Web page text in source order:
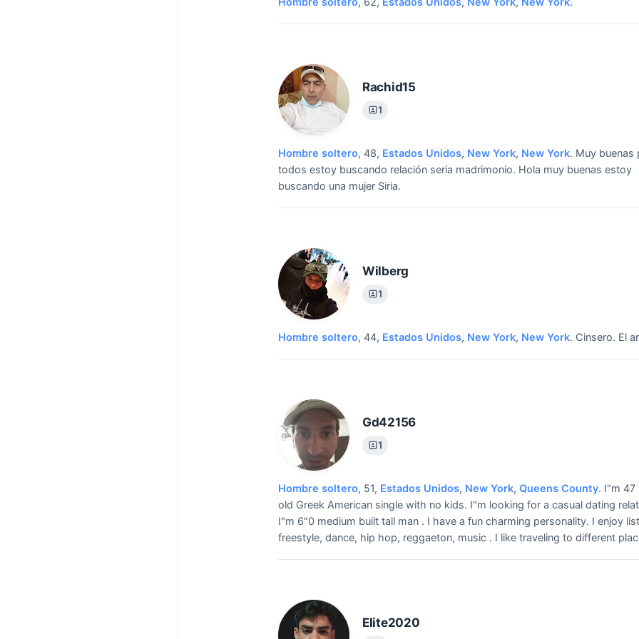
Rachid15
1
Hombre soltero, 48, Estados Unidos, New York, New York. Muy buenas
todos estoy buscando relación seria madrimonio. Hola muy buenas estoy
buscando una mujer Siria.
Wilberg
1
Hombre soltero, 44, Estados Unidos, New York, New York. Cinsero. El
Gd42156
1
Hombre soltero, 51, Estados Unidos, New York, Queens County. I"m 47
old Greek American single with no kids. I"m looking for a casual dating
I"m 6"0 medium built tall man . I have a fun charming personality. I enjoy
freestyle, dance, hip hop, reggaeton, music . I like traveling to different
Elite2020